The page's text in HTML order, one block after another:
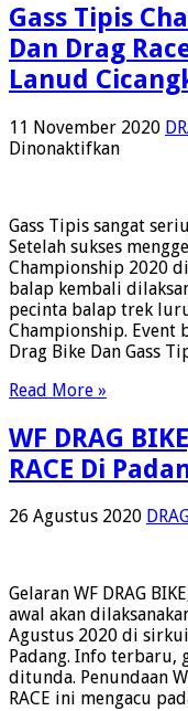
Piala
Dan
Uang
Gass Tipis
Dan Drag
Lanud
11 November 2020
Dinonaktifkanpada
Drag
Bike
Dan
Drag
Race
Akhir
Pekan
Gass Tipis sangat
Setelah sukses
Championship 2020
balap kembali
pecinta balap trek
Championship. Event
Drag Bike Dan Gass
Read More »
WF DRAG
RACE Di
26 Agustus 2020
Gelaran WF DRAG
awal akan
Agustus 2020 di
Padang. Info terbaru,
ditunda. Penundaan
RACE ini mengacu